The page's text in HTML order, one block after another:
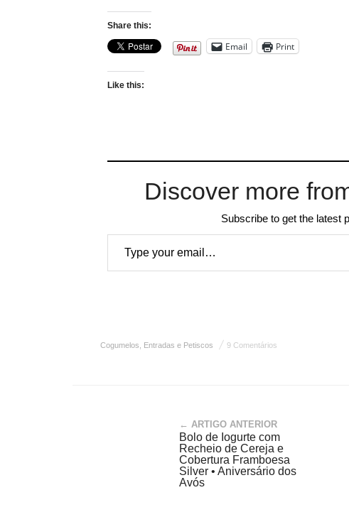
Share this:
Email Print
Like this:
Discover more
Subscribe to get the latest
Type your email…
Cogumelos Entradas e Petiscos 9 Comentários
← ARTIGO ANTERIOR
Bolo de Iogurte com
Recheio de Cereja e
Cobertura Framboesa
Silver • Aniversário dos
Avós